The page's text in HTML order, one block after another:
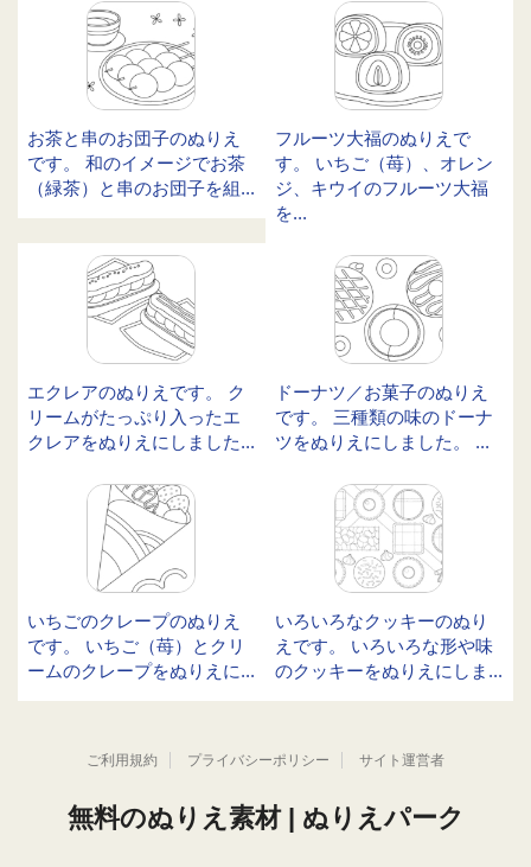
お茶と串のお団子のぬりえ
です。 和のイメージでお茶
（緑茶）と串のお団子を組...
フルーツ大福のぬりえで
す。 いちご（苺）、オレン
ジ、キウイのフルーツ大福
を...
エクレアのぬりえです。 ク
リームがたっぷり入ったエ
クレアをぬりえにしました...
ドーナツ／お菓子のぬりえ
です。 三種類の味のドーナ
ツをぬりえにしました。 ...
いちごのクレープのぬりえ
です。 いちご（苺）とクリ
ームのクレープをぬりえに...
いろいろなクッキーのぬり
えです。 いろいろな形や味
のクッキーをぬりえにしま...
ご利用規約 プライバシーポリシー サイト運営者
無料のぬりえ素材 | ぬりえパーク